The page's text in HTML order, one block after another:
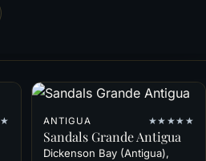
ANTIGUA ★★★★★
Sandals Grande Antigua
Dickenson Bay (Antigua),